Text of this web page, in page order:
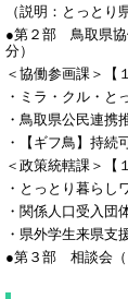
（説明：とっとり
●第２部 鳥取県協
分）
＜協働参画課＞【
・ミラ・クル・と
・鳥取県公民連携
・【ギフ鳥】持続
＜政策統轄課＞【
・とっとり暮らし
・関係人口受入団
・県外学生来県支
●第３部 相談会（